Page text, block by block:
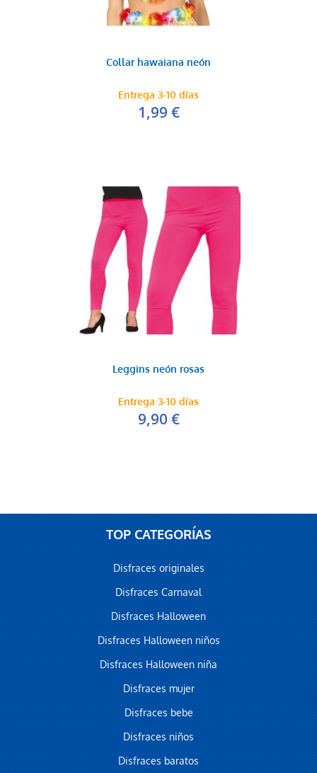
Collar hawaiana neón
Entrega 3-10 días
1,99 €
Leggins neón rosas
Entrega 3-10 días
9,90 €
TOP CATEGORÍAS
Disfraces originales
Disfraces Carnaval
Disfraces Halloween
Disfraces Halloween niños
Disfraces Halloween niña
Disfraces mujer
Disfraces bebe
Disfraces niños
Disfraces baratos